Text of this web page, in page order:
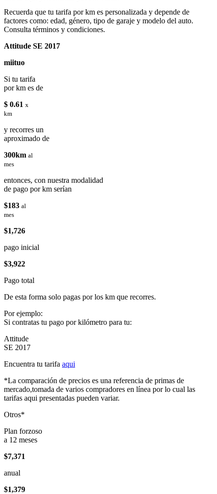
Recuerda que tu tarifa por km es personalizada y depende de
factores como: edad, género, tipo de garaje y modelo del auto.
Consulta términos y condiciones.
Attitude SE 2017
miituo
Si tu tarifa
por km es de
$ 0.61 x
km
y recorres un
aproximado de
300km al
mes
entonces, con nuestra modalidad
de pago por km serían
$183 al
mes
$1,726
pago inicial
$3,922
Pago total
De esta forma solo pagas por los km que recorres.
Por ejemplo:
Si contratas tu pago por kilómetro para tu:
Attitude
SE 2017
Encuentra tu tarifa aqui
*La comparación de precios es una referencia de primas de
mercado,tomada de varios compradores en línea por lo cual las
tarifas aqui presentadas pueden variar.
Otros*
Plan forzoso
a 12 meses
$7,371
anual
$1,379